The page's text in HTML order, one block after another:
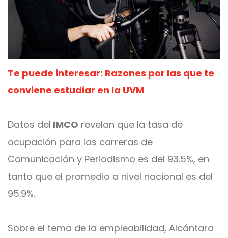
Te puede interesar: Razones por las que te
conviene estudiar en la UVM
Datos del IMCO revelan que la tasa de
ocupación para las carreras de
Comunicación y Periodismo es del 93.5%, en
tanto que el promedio a nivel nacional es del
95.9%.
Sobre el tema de la empleabilidad, Alcántara